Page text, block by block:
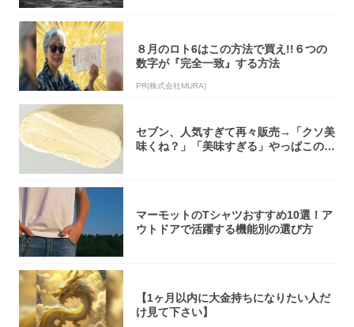
８月のロト6はこの方法で買え!!６つの
数字が『完全一致』する方法
PR(株式会社MURA)
セブン、人気すぎて再々販売→「クソ美
味くね？」「美味すぎる」やっぱこのク
マーモットのTシャツおすすめ10選！ア
ウトドアで活躍する機能別の選び方
【1ヶ月以内に大金持ちになりたい人だ
け見て下さい】